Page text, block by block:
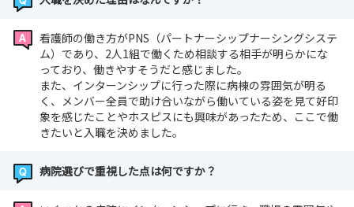
看護師の働き方がPNS（パートナーシップナーシングシステ
ム）であり、2人1組で働くため相談する相手が明らかにな
っており、働きやすそうだと感じました。
また、インターンシップに行った際に病棟の雰囲気が明る
く、メンバー全員で助け合いながら働いている姿を見て好印
象を感じたことやホスピスにも興味があったため、ここで働
きたいと入職を決めました。
病院選びで重視した点は何ですか？